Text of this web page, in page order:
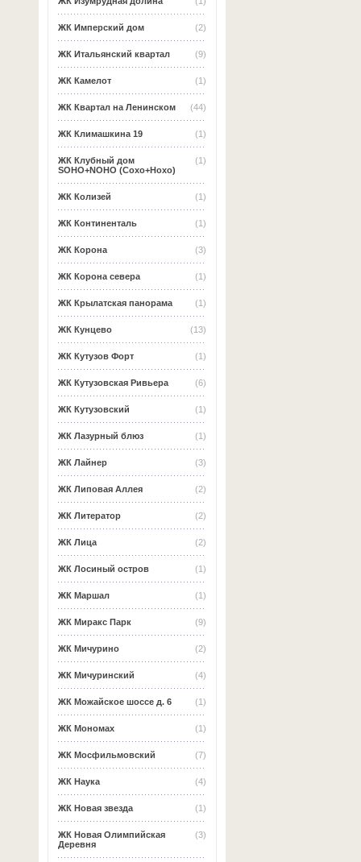
(2)
ЖК Имперский дом
(9)
ЖК Итальянский квартал
(1)
ЖК Камелот
(44)
ЖК Квартал на Ленинском
(1)
ЖК Климашкина 19
(1)
ЖК Клубный дом
SOHO+NOHO (Сохо+Нохо)
(1)
ЖК Колизей
(1)
ЖК Континенталь
(3)
ЖК Корона
(1)
ЖК Корона севера
(1)
ЖК Крылатская панорама
(13)
ЖК Кунцево
(1)
ЖК Кутузов Форт
(6)
ЖК Кутузовская Ривьера
(1)
ЖК Кутузовский
(1)
ЖК Лазурный блюз
(3)
ЖК Лайнер
(2)
ЖК Липовая Аллея
(2)
ЖК Литератор
(2)
ЖК Лица
(1)
ЖК Лосиный остров
(1)
ЖК Маршал
(9)
ЖК Миракс Парк
(2)
ЖК Мичурино
(4)
ЖК Мичуринский
(1)
ЖК Можайское шоссе д. 6
(1)
ЖК Мономах
(7)
ЖК Мосфильмовский
(4)
ЖК Наука
(1)
ЖК Новая звезда
(3)
ЖК Новая Олимпийская
Деревня